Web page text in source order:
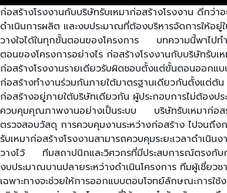
ก่อสร้างโรงงานกับบริษัทรับเหมาก่อสร้างโรงงาน ดีกว่
ดำเนินการผลิต และงบประมาณที่ต้องบริหารจัดการให้อ
วางใจได้ในทุกขั้นตอนของโครงการ บทความนี้พาไปทำ
ตอนของโครงการอย่างไร ก่อสร้างโรงงานกับบริษัทรั
ก่อสร้างโรงงานรายเดียวรับผิดชอบตั้งแต่ขั้นตอนออก
ก่อสร้างทำงานร่วมกันภายใต้มาตรฐานเดียวกันตั้งแต่
ก่อสร้างอยู่ภายใต้บริษัทเดียวกัน ผู้ประกอบการไม่ต้องป
ควบคุมคุณภาพงานอย่างเป็นระบบ บริษัทรับเหมาก่อสร้
ตรวจสอบวัสดุ การควบคุมงานระหว่างก่อสร้าง ไปจนถึง
รับเหมาก่อสร้างโรงงานสามารถควบคุมระยะเวลาดำเ
วางไว้ ทีมสถาปนิกและวิศวกรที่มีประสบการณ์ตรงกับก
งบประมาณบานปลายระหว่างดำเนินโครงการ ทีมผู้เชี่ย
เฉพาะทางจะช่วยให้การออกแบบตอบโจทย์ลักษณะการใ